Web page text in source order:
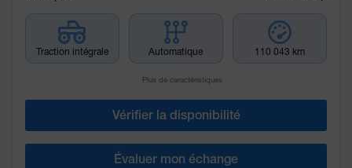
Traction intégrale Automatique 110 043 km
Plus de caractéristiques
Vérifier la disponibilité
Évaluer mon échange